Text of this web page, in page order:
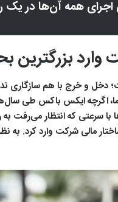
همه آن‌ها در یک
وارد بزرگترین
و خرج با هم سازگاری
با سرعتی که انتظار
مالی شرکت وارد کرد. به